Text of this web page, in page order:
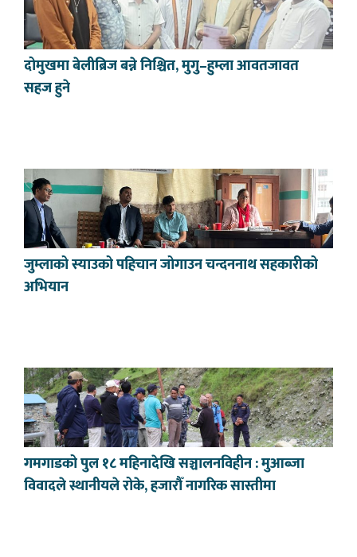
दोमुखमा बेलीब्रिज बन्ने निश्चित, मुगु–हुम्ला आवतजावत
सहज हुने
जुम्लाको स्याउको पहिचान जोगाउन चन्दननाथ सहकारीको
अभियान
गमगाडको पुल १८ महिनादेखि सञ्चालनविहीन : मुआब्जा
विवादले स्थानीयले रोके, हजारौँ नागरिक सास्तीमा